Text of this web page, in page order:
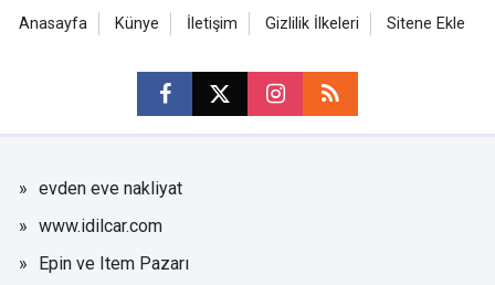
Anasayfa Künye İletişim Gizlilik İlkeleri Sitene Ekle
evden eve nakliyat
www.idilcar.com
Epin ve Item Pazarı